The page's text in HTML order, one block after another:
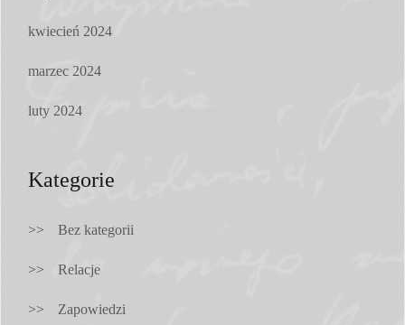
kwiecień 2024
marzec 2024
luty 2024
Kategorie
Bez kategorii
Relacje
Zapowiedzi